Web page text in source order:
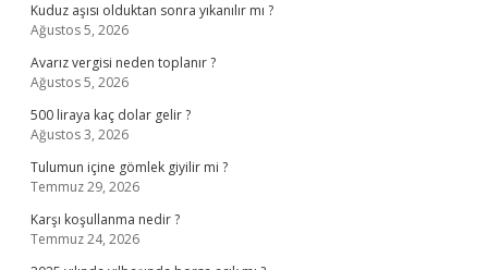
Kuduz aşısı olduktan sonra yıkanılır mı ?
Ağustos 5, 2026
Avarız vergisi neden toplanır ?
Ağustos 5, 2026
500 liraya kaç dolar gelir ?
Ağustos 3, 2026
Tulumun içine gömlek giyilir mi ?
Temmuz 29, 2026
Karşı koşullanma nedir ?
Temmuz 24, 2026